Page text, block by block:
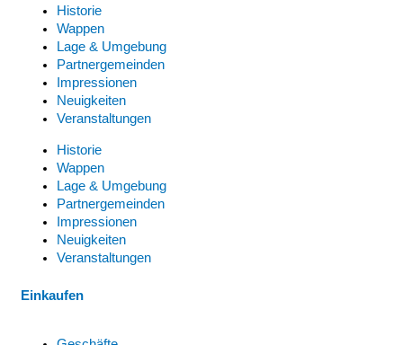
Historie
Wappen
Lage & Umgebung
Partnergemeinden
Impressionen
Neuigkeiten
Veranstaltungen
Historie
Wappen
Lage & Umgebung
Partnergemeinden
Impressionen
Neuigkeiten
Veranstaltungen
Einkaufen